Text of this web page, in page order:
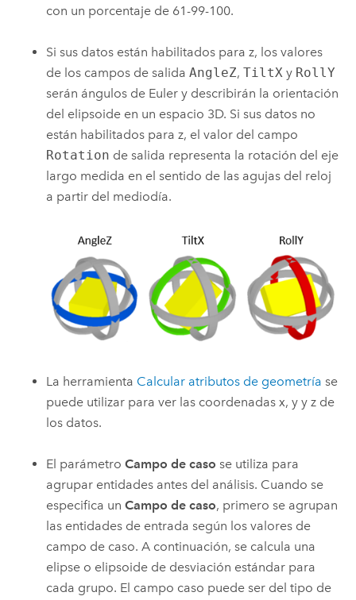
con un porcentaje de 61-99-100.
Si sus datos están habilitados para z, los valores
de los campos de salidaAngleZ,TiltX y RollY
serán ángulos de Euler y describirán la orientación
del elipsoide en un espacio 3D. Si sus datos no
están habilitados para z, el valor del campo
Rotation de salida representa la rotación del eje
largo medida en el sentido de las agujas del reloj
a partir del mediodía.
La herramienta Calcular atributos de geometría se
puede utilizar para ver las coordenadas x, y y z de
los datos.
El parámetroCampo de caso se utiliza para
agrupar entidades antes del análisis. Cuando se
especifica unCampo de caso, primero se agrupan
las entidades de entrada según los valores de
campo de caso. A continuación, se calcula una
elipse o elipsoide de desviación estándar para
cada grupo. El campo caso puede ser del tipo de